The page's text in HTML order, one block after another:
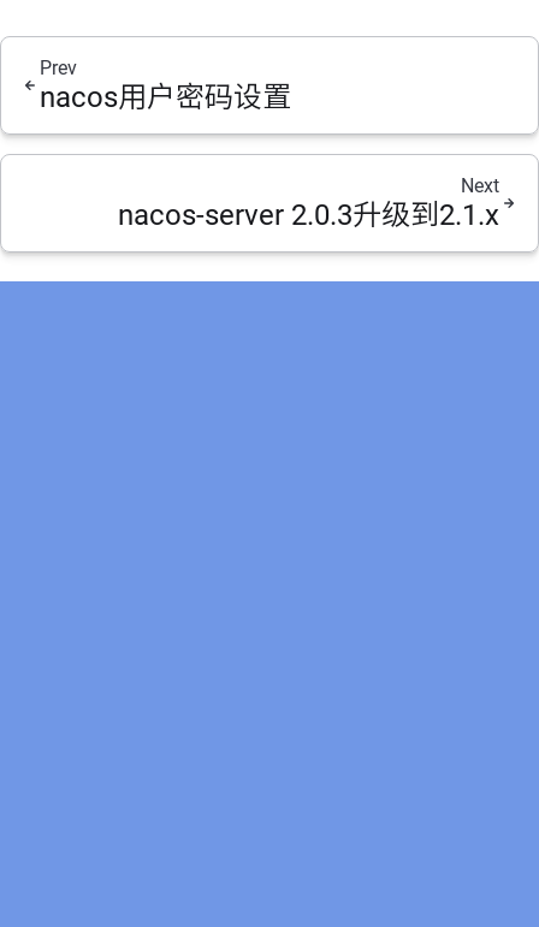
Prev
nacos用户密码设置
Next
nacos-server 2.0.3升级到2.1.x